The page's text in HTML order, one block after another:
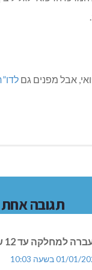
אבל מפנים גם
תגובה אחת
למחלקה עד 12 שעות נחשב טוב?
2026 בשעה 10:03